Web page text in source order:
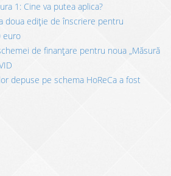
1: Cine va putea aplica?
doua ediție de înscriere pentru
euro
de finanțare pentru noua „Măsură
depuse pe schema HoReCa a fost